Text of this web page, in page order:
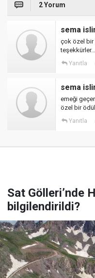
2 Yorum
sema
çok özel bir
teşekkürler...
Yanıtla
sema
emeği
özel bir
Yanıtla
Sat Gölleri’nde
bilgilendirildi?